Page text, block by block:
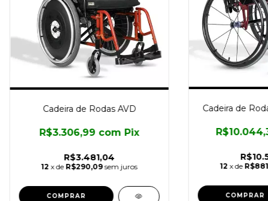
Cadeira de Rodas AVD
R$3.481,04
R$3.306,99 com Pix
12 x de R$290,09 sem juros
COMPRAR
Cadeira de
12 x de
COMPRAR